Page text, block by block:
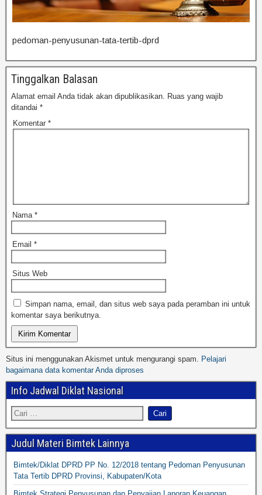
pedoman-penyusunan-tata-tertib-dprd
Tinggalkan Balasan
Alamat email Anda tidak akan dipublikasikan.
Ruas yang wajib
ditandai *
Komentar *
Nama *
Email *
Situs Web
Simpan nama, email, dan situs web saya pada peramban ini untuk
komentar saya berikutnya.
Situs ini menggunakan Akismet untuk mengurangi spam.
Pelajari
bagaimana data komentar Anda diproses
Info Jadwal Diklat Nasional
Judul Materi Bimtek Lainnya
Bimtek/Diklat DPRD PP No. 12/2018 tentang Pedoman Penyusunan
Tata Tertib DPRD Provinsi, Kabupaten/Kota